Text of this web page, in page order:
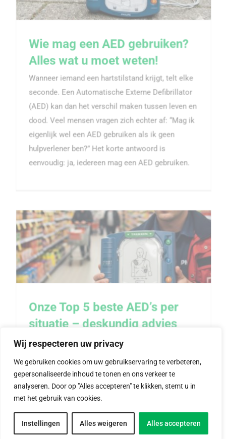
Wij respecteren uw privacy
We gebruiken cookies om uw gebruikservaring te verbeteren,
gepersonaliseerde inhoud te tonen en ons verkeer te
analyseren. Door op "Alles accepteren" te klikken, stemt u in
met het gebruik van cookies.
Instellingen Alles weigeren Alles accepteren
Wie mag een AED gebruiken? Alles wat u moet
weten!
Wie mag een AED gebruiken?
Alles wat u moet weten!
Wanneer iemand een hartstilstand krijgt, telt elke
seconde. Een Automatische Externe Defibrillator
(AED) kan dan het verschil maken tussen leven en
dood. Veel mensen vragen zich echter af: “Mag ik
eigenlijk wel een AED gebruiken als ik geen
hulpverlener ben?” Het korte antwoord is
eenvoudig: ja, iedereen mag een AED gebruiken.
Onze Top 5 beste AED’s per situatie – deskundig
advies van Aukes
Onze Top 5 beste AED’s per
situatie – deskundig advies
van Aukes
Om snel antwoord te krijgen op de vraag 'Wat is
de beste AED?', zoeken veel mensen naar een
overzichtelijke Top 5 beste AED’s. Bij Aukes
kijken we daar nét iets anders naar. Er bestaat
namelijk geen absolute winnaar die in elke
situatie de beste keuze is. Wat wél bestaat, is de